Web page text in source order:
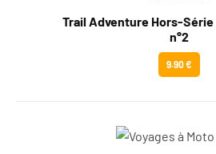
Trail Adventure Hors-Série
n°2
9.90 €